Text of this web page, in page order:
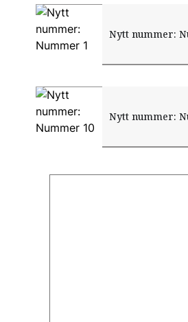
Nytt nummer:
Nytt nummer: